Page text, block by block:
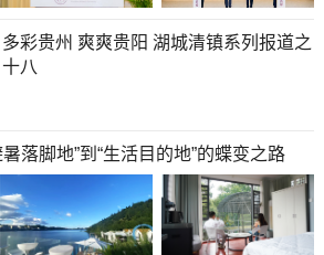
多彩贵州 爽爽贵阳 湖城清镇系列报道之
十八
落脚地”到“生活目的地”的蝶变之路